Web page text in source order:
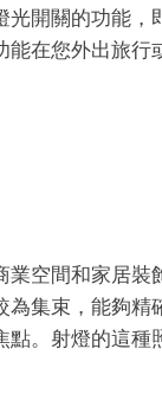
開關的功能，
在您外出旅行
空間和家居裝
集束，能夠精
。射燈的這種